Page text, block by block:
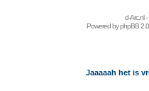
d-Arc.nl
Powered byphpBB
Jaaaaah het is